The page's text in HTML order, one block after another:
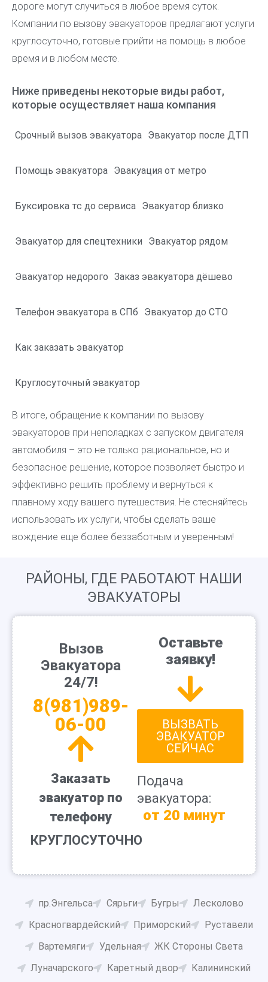
дороге могут случиться в любое время суток.
Компании по вызову эвакуаторов предлагают услуги
круглосуточно, готовые прийти на помощь в любое
время и в любом месте.
Ниже приведены некоторые виды работ,
которые осуществляет наша компания
Срочный вызов эвакуатора Эвакуатор после ДТП
Помощь эвакуатора Эвакуация от метро
Буксировка тс до сервиса Эвакуатор близко
Эвакуатор для спецтехники Эвакуатор рядом
Эвакуатор недорого Заказ эвакуатора дёшево
Телефон эвакуатора в СПб Эвакуатор до СТО
Как заказать эвакуатор
Круглосуточный эвакуатор
В итоге, обращение к компании по вызову
эвакуаторов при неполадках с запуском двигателя
автомобиля – это не только рациональное, но и
безопасное решение, которое позволяет быстро и
эффективно решить проблему и вернуться к
плавному ходу вашего путешествия. Не стесняйтесь
использовать их услуги, чтобы сделать ваше
вождение еще более беззаботным и уверенным!
РАЙОНЫ, ГДЕ РАБОТАЮТ НАШИ
ЭВАКУАТОРЫ
Вызов
Эвакуатора
24/7!
8(981)989-
06-00
Заказать
эвакуатор по
телефону
КРУГЛОСУТОЧНО
Оставьте
заявку!
ВЫЗВАТЬ
ЭВАКУАТОР
СЕЙЧАС
Подача
эвакуатора:
от 20 минут
пр.Энгельса Сярьги Бугры
Лесколово
Красногвардейский
Приморский
Руставели
Вартемяги
Удельная
ЖК Стороны Света
Луначарского
Каретный двор Калининский